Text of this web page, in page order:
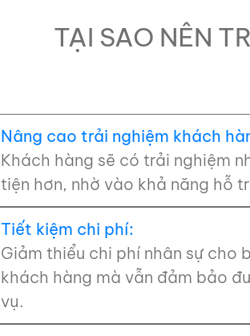
TẠI SAO NÊN
Nâng cao trải nghiệm khách
Khách hàng sẽ có trải nghiệm
tiện hơn, nhờ vào khả năng hỗ
Tiết kiệm chi phí:
Giảm thiểu chi phí nhân sự cho
khách hàng mà vẫn đảm bảo
vụ.